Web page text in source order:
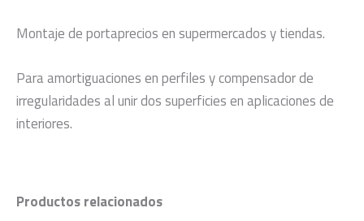
Montaje de portaprecios en supermercados y tiendas.
Para amortiguaciones en perfiles y compensador de
irregularidades al unir dos superficies en aplicaciones de
interiores.
Productos relacionados